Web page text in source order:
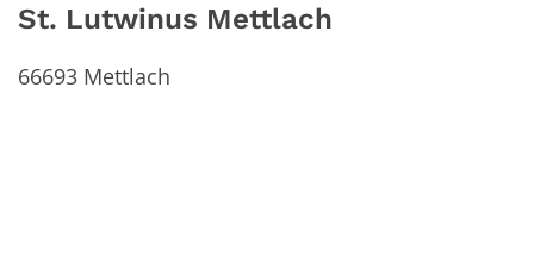
St. Lutwinus Mettlach
66693 Mettlach